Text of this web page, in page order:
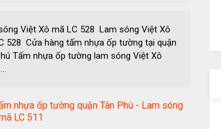
Việt Xô mã LC 528 Lam sóng Việt Xô
528 Cửa hàng tấm nhựa ốp tường tại quận
Tấm nhựa ốp tường lam sóng Việt Xô
nhựa ốp tường quận Tân Phú - Lam sóng
LC 511